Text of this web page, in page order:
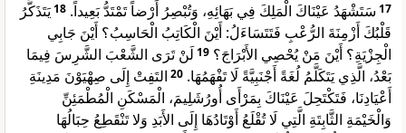
17 سَتَشْهَدُ عَيْنَاكَ الْمَلِكَ فِي بَهَائِهِ، وَتُبْصِرُ أَرْضاً تَمْتَدُّ بَعِيداً. 18يَتَذَكَّرُ
قَلْبُكَ أَزْمِنَةَ الرُّعْبِ فَتَتَسَاءَلُ: أَيْنَ الْكَاتِبُ الْحَاسِبُ؟ أَيْنَ جَابِي
الْجِزْيَةِ؟ أَيْنَ مَنْ يُحْصِي الأَبْرَاجَ؟ 19 لَنْ تَرَى الشَّعْبَ الشَّرِسَ فِيمَا
بَعْدُ، الَّذِي يَتَكَلَّمُ لُغَةً أَجْنَبِيَّةً لَا تَفْهَمُهَا. 20 التَفِتْ إِلَى صِهْيَوْنَ مَدِينَةِ
أَعْيَادِنَا، فَتَكْتَحِلَ عَيْنَاكَ بِمَرْأَى أُورُشَلِيمَ، الْمَسْكَنِ الْمُطْمَئِنِّ
وَالْخَيْمَةِ الثَّابِتَةِ الَّتِي لَا تُقْلَعُ أَوْتَادُهَا إِلَى الأَبَدِ وَلا تَنْقَطِعُ حِبَالُهَا